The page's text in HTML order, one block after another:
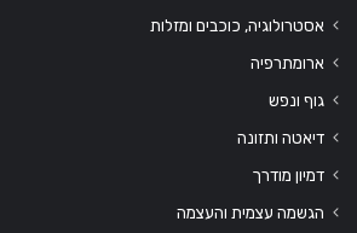
אסטרולוגיה, כוכבים ומזלות
ארומתרפיה
גוף ונפש
דיאטה ותזונה
דמיון מודרך
הגשמה עצמית והעצמה